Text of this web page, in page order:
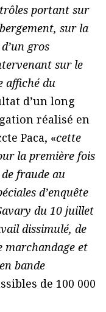
portant sur
sur la
gros
sur le
affiché du
d’un long
réalisé en
Paca, «cette
la première fois
fraude au
d’enquête
du 10 juillet
dissimulé, de
marchandage et
bande
de 100 000